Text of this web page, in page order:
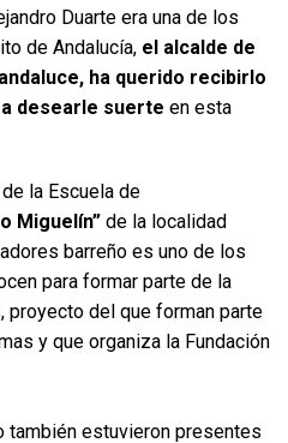
Duarte era una de los
de Andalucía, el alcalde de
ha querido recibirlo
desearle suerte en esta
la Escuela de
Miguelín” de la localidad
barreño es uno de los
para formar parte de la
proyecto del que forman parte
y que organiza la Fundación
también estuvieron presentes